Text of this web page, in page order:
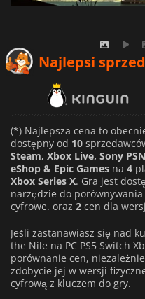
Najlepsi
(*) Najlepsza cena to
dostępny od 10
Steam, Xbox Live, Sony
eShop & Epic Games na 4
Xbox Series X. Gra jest
narzędzie do porównywania
cyfrowe. oraz 2 cen dla
Jeśli zastanawiasz się nad
the Nile na PC PS5 Switch
porównanie cen,
zdobycie jej w wersji
cyfrową z kluczem do gry.